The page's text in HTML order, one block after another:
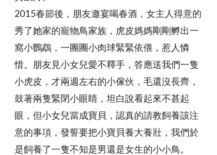
2015春節後，朋友邀宴喝春酒，女主人得意的
秀了她家的寵物鳥家族，虎皮媽媽剛剛孵出一
窩小鸚鵡，一團團小肉球緊緊依偎，惹人憐
惜。朋友見小女兒愛不釋手，答應送我們一隻
小虎皮，才兩週左右的小傢伙，毛還沒長齊，
鼓著兩隻緊閉小眼睛，坦白說看起來不甚起
眼，但小女兒當成寶貝，認真的請教飼養該注
意的事項，發誓要把小寶貝養大養壯，我們於
是飼養了一隻不知是男還是女生的小小鳥。